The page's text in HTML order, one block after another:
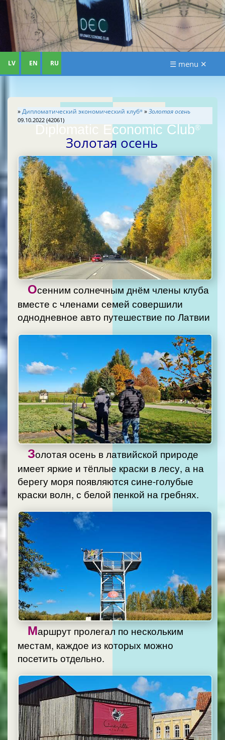
Diplomatic Economic Club®
LV EN RU ☰ menu ✕
»Дипломатический экономический клуб® »Золотая осень
09.10.2022 (42061)
Золотая осень
Осенним солнечным днём члены клуба
вместе с членами семей совершили
однодневное авто путешествие по Латвии
Золотая осень в латвийской природе
имеет яркие и тёплые краски в лесу, а на
берегу моря появляются сине-голубые
краски волн, с белой пенкой на гребнях.
Маршрут пролегал по нескольким
местам, каждое из которых можно
посетить отдельно.